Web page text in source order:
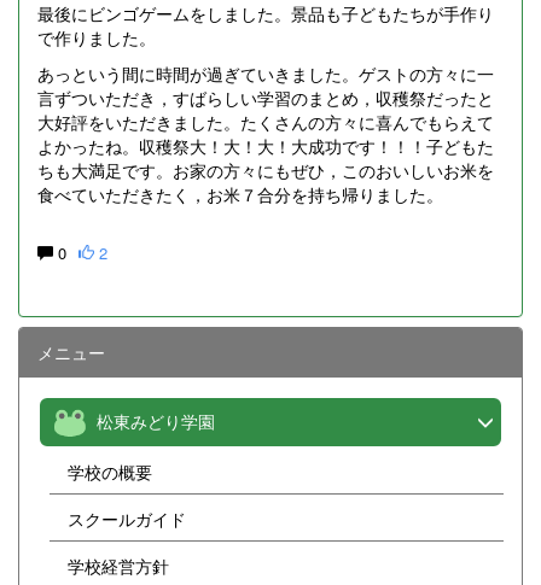
最後にビンゴゲームをしました。景品も子どもたちが手作り
で作りました。
あっという間に時間が過ぎていきました。ゲストの方々に一
言ずついただき，すばらしい学習のまとめ，収穫祭だったと
大好評をいただきました。たくさんの方々に喜んでもらえて
よかったね。収穫祭大！大！大！大成功です！！！子どもた
ちも大満足です。お家の方々にもぜひ，このおいしいお米を
食べていただきたく，お米７合分を持ち帰りました。
0 2
メニュー
松東みどり学園
学校の概要
スクールガイド
学校経営方針